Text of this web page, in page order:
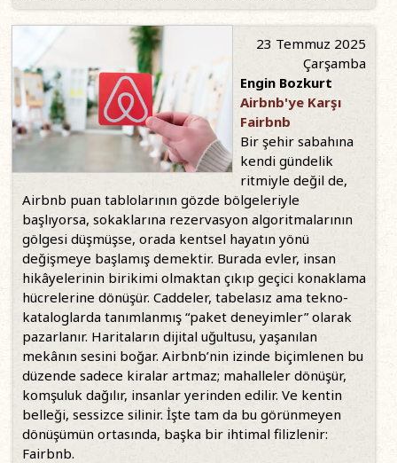
23 Temmuz 2025
Çarşamba
Engin Bozkurt
Airbnb'ye Karşı
Fairbnb
Bir şehir sabahına
kendi gündelik
ritmiyle değil de,
Airbnb puan tablolarının gözde bölgeleriyle
başlıyorsa, sokaklarına rezervasyon algoritmalarının
gölgesi düşmüşse, orada kentsel hayatın yönü
değişmeye başlamış demektir. Burada evler, insan
hikâyelerinin birikimi olmaktan çıkıp geçici konaklama
hücrelerine dönüşür. Caddeler, tabelasız ama tekno-
kataloglarda tanımlanmış “paket deneyimler” olarak
pazarlanır. Haritaların dijital uğultusu, yaşanılan
mekânın sesini boğar. Airbnb’nin izinde biçimlenen bu
düzende sadece kiralar artmaz; mahalleler dönüşür,
komşuluk dağılır, insanlar yerinden edilir. Ve kentin
belleği, sessizce silinir. İşte tam da bu görünmeyen
dönüşümün ortasında, başka bir ihtimal filizlenir:
Fairbnb.